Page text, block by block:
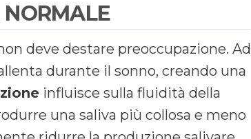
deve destare preoccupazione. Ad
durante il sonno, creando una
influisce sulla fluidità della
una saliva più collosa e meno